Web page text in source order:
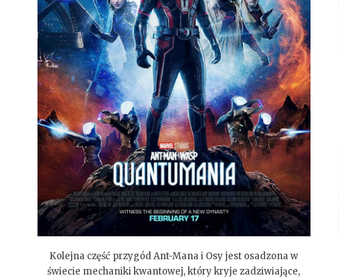
Kolejna część przygód Ant-Mana i Osy jest osadzona w
świecie mechaniki kwantowej, który kryje zadziwiające,